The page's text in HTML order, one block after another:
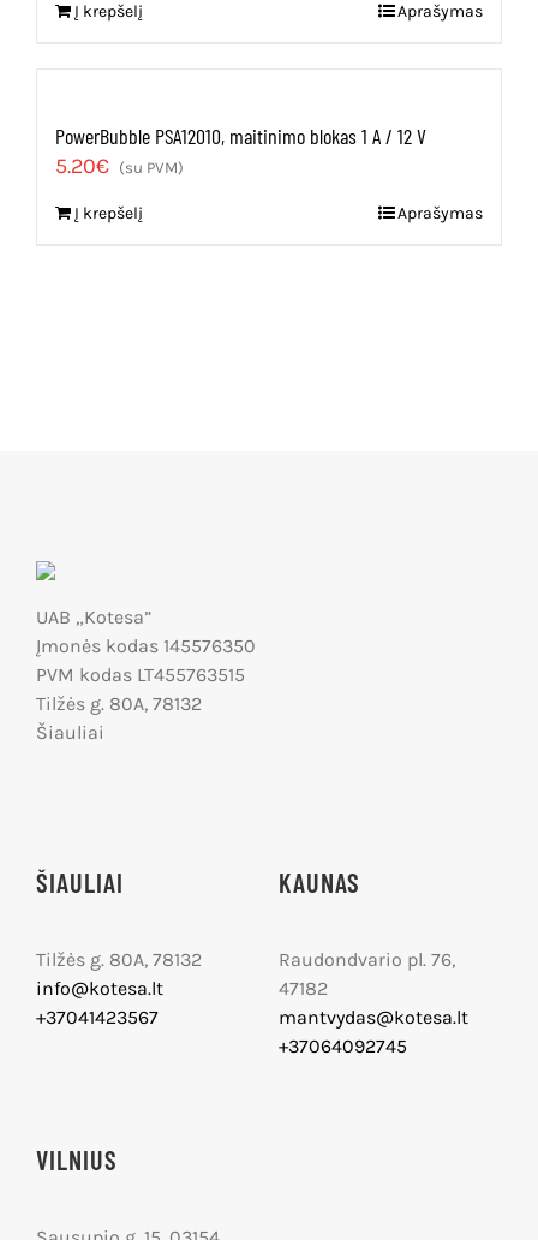
Į krepšelį Aprašymas
PowerBubble PSA12010, maitinimo blokas 1 A / 12 V
5.20€ (su PVM)
Į krepšelį Aprašymas
UAB „Kotesa”
Įmonės kodas 145576350
PVM kodas LT455763515
Tilžės g. 80A, 78132
Šiauliai
ŠIAULIAI
Tilžės g. 80A, 78132
info@kotesa.lt
+37041423567
KAUNAS
Raudondvario pl. 76,
47182
mantvydas@kotesa.lt
+37064092745
VILNIUS